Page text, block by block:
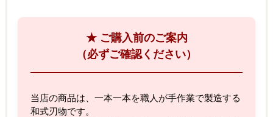
★ ご購入前のご案内
（必ずご確認ください）
当店の商品は、一本一本を職人が手作業で製造する
和式刃物です。